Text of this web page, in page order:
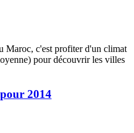
Maroc, c'est profiter d'un climat
pour découvrir les villes
2014